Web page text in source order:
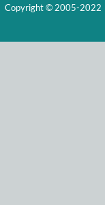
Copyright © 2005-2022